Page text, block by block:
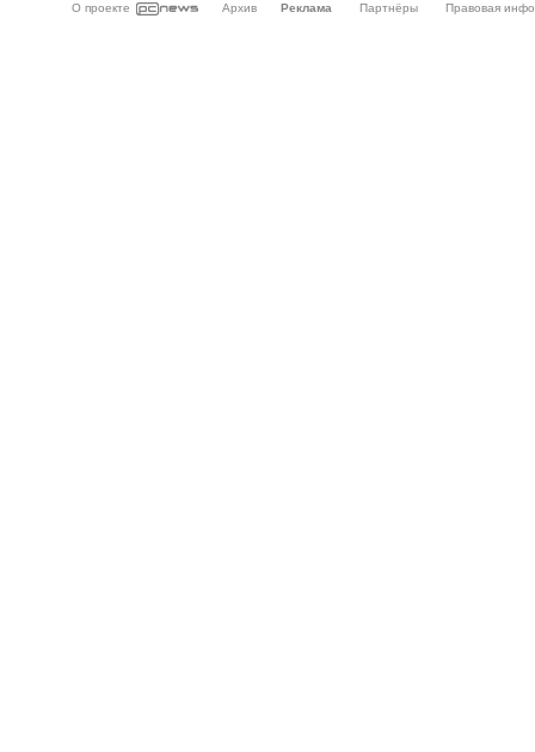
О проекте Архив Реклама Партнёры Правовая